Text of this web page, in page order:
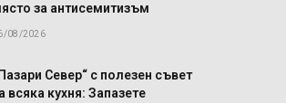
за антисемитизъм
08/2026
Север“ с полезен съвет
всяка кухня: Запазете